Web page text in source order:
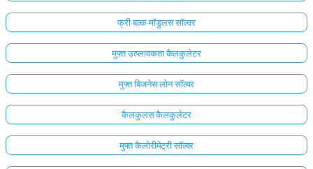
फ्री बल्क मॉडुलस सॉल्वर
मुफ्त उत्प्लावकता कैलकुलेटर
मुफ्त बिजनेस लोन सॉल्वर
कैलकुलस कैलकुलेटर
मुफ्त कैलोरीमेट्री सॉल्वर